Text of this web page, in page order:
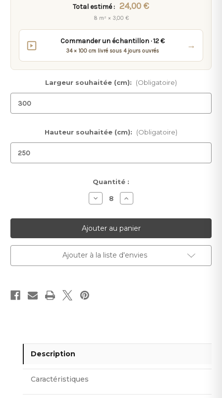
Total estimé : 24,00 €
8 m² × 3,00 €
Commander un échantillon · 12 €
34 × 100 cm livré sous 4 jours ouvrés
→
Largeur souhaitée (cm): (Obligatoire)
Hauteur souhaitée (cm): (Obligatoire)
Quantité :
Diminuer
la
pour
Papier
peint
Fayla
Form
3
Augmenter
la
pour
Papier
peint
Fayla
Form
3
Ajouter à la liste d'envies
Description
Caractéristiques